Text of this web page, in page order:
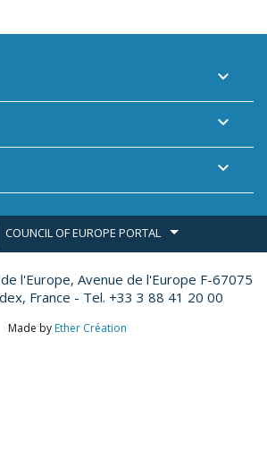



COUNCIL OF EUROPE PORTAL
l'Europe, Avenue de l'Europe F-67075
France - Tel. +33 3 88 41 20 00
Made by Ether Création